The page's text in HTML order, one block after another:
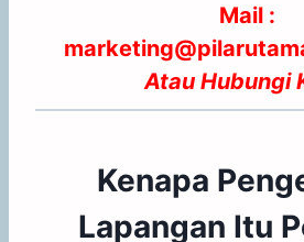
Mail :
Atau Hubungi
Kenapa
Lapangan Itu